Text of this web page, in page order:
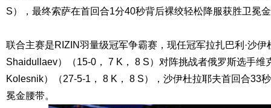
S），最终索萨在首回合1分40秒背后裸绞轻松降服获胜卫冕
联合主赛是RIZIN羽量级冠军争霸赛，现任冠军拉扎巴利·沙
Shaidullaev）（15-0， 7 K， 8 S）对阵挑战者俄罗斯选手维
Kolesnik）（27-5-1， 8 K， 8 S），沙伊杜拉耶夫首回合33
冕金腰带。